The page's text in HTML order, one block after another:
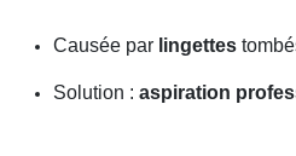
Causée par lingettes
Solution : aspiration